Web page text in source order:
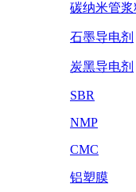
碳纳米管浆
石墨导电剂
炭黑导电剂
SBR
NMP
CMC
铝塑膜